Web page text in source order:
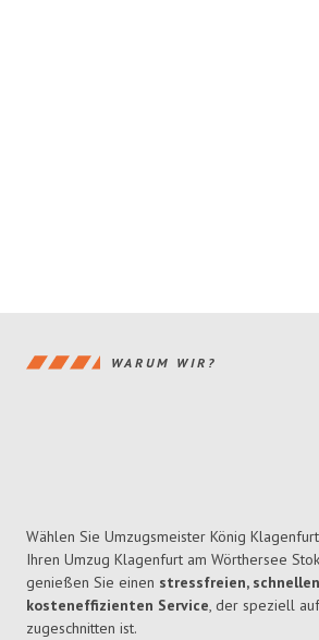
WARUM WIR?
Wählen Sie Umzugsmeister König
Ihren Umzug Klagenfurt am Wörthersee
genießen Sie einen stressfreien,
kosteneffizienten Service, der speziell
zugeschnitten ist.